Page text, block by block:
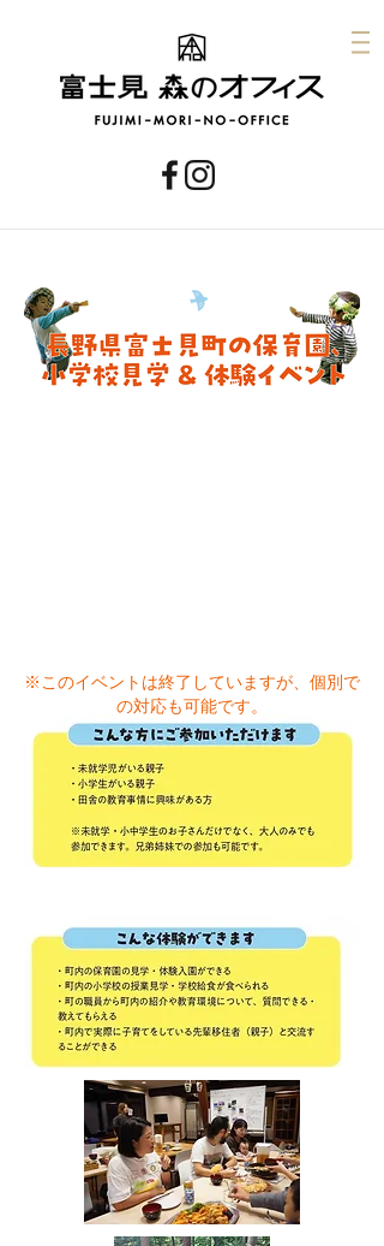
※このイベントは終了していますが、 個別で
の対応も可能です。
ご興味のある方は、以下よりお問い合わせく
ださい。​
お問い合わせはこちら